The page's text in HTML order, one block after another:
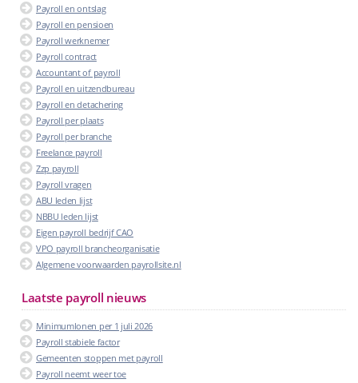
Payroll en ontslag
Payroll en pensioen
Payroll werknemer
Payroll contract
Accountant of payroll
Payroll en uitzendbureau
Payroll en detachering
Payroll per plaats
Payroll per branche
Freelance payroll
Zzp payroll
Payroll vragen
ABU leden lijst
NBBU leden lijst
Eigen payroll bedrijf CAO
VPO payroll brancheorganisatie
Algemene voorwaarden payrollsite.nl
Laatste payroll nieuws
Minimumlonen per 1 juli 2026
Payroll stabiele factor
Gemeenten stoppen met payroll
Payroll neemt weer toe